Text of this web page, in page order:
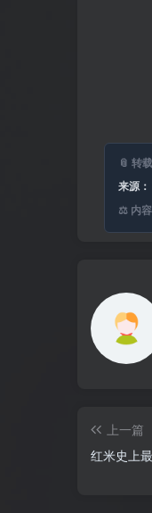
同
一提
眼，
📎 转
来源：
⚖️ 内容
上一篇
红米史上